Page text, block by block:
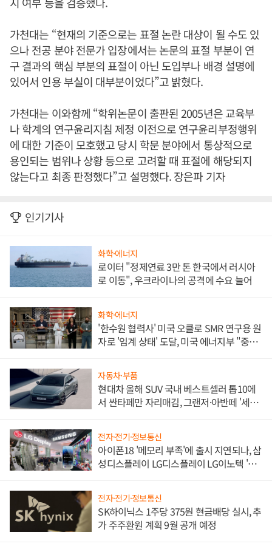
가천대는 “현재의 기준으로는 표절 논란 대상이 될 수도 있
으나 전공 분야 전문가 입장에서는 논문의 표절 부분이 연
구 결과의 핵심 부분의 표절이 아닌 도입부나 배경 설명에
있어서 인용 부실이 대부분이었다”고 밝혔다.
가천대는 이와함께 “학위논문이 출판된 2005년은 교육부
나 학계의 연구윤리지침 제정 이전으로 연구윤리부정행위
에 대한 기준이 모호했고 당시 학문 분야에서 통상적으로
용인되는 범위나 상황 등으로 고려할 때 표절에 해당되지
않는다고 최종 판정했다”고 설명했다. 장은파 기자
인기기사
화학·에너지
로이터 "정제연료 3만 톤 한국에서 러시아
로 이동", 우크라이나의 공격에 수요 늘어
화학·에너지
'한수원 협력사' 미국 오클로 SMR 연구용 원
자로 '임계 상태' 도달, 미국 에너지부 "중요
자동차·부품
현대차 올해 SUV 국내 베스트셀러 톱10에
서 싼타페만 자리매김, 그랜저·아반떼 '세단
전자·전기·정보통신
아이폰18 '메모리 부족'에 출시 지연되나, 삼
성디스플레이 LG디스플레이 LG이노텍 '탈
전자·전기·정보통신
SK하이닉스 1주당 375원 현금배당 실시, 추
가 주주환원 계획 9월 공개 예정